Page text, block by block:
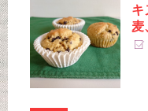
キ
麦